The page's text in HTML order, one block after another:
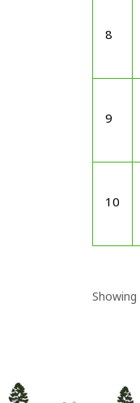
8
9
10
Showing